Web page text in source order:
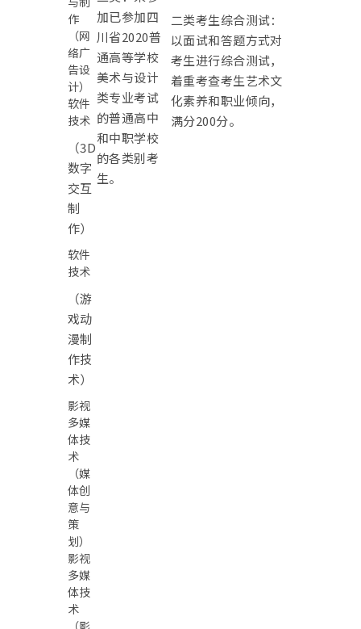
加已参加四
川省2020普
通高等学校
美术与设计
类专业考试
的普通高中
和中职学校
的各类别考
生。
二类考生综合测试：
以面试和答题方式对
考生进行综合测试，
着重考查考生艺术文
化素养和职业倾向，
满分200分。
作
（网
络广
告设
计）
软件
技术
（3D
数字
交互
制
作）
软件
技术
（游
戏动
漫制
作技
术）
影视
多媒
体技
术
（媒
体创
意与
策
划）
影视
多媒
体技
术
（影